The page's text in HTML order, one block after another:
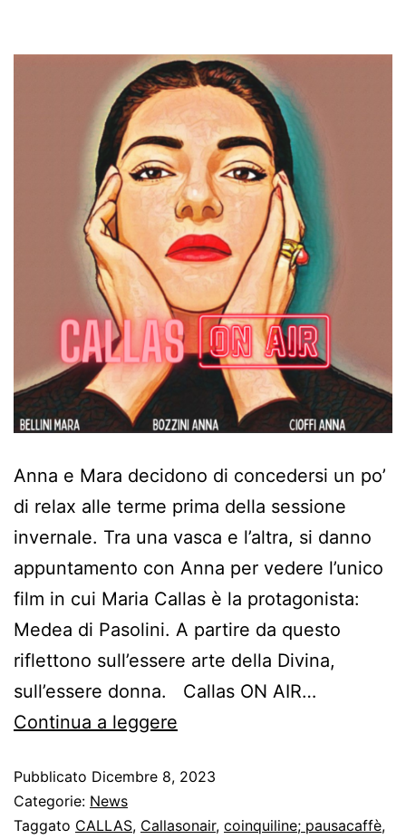
Anna e Mara decidono di concedersi un po’
di relax alle terme prima della sessione
invernale. Tra una vasca e l’altra, si danno
appuntamento con Anna per vedere l’unico
film in cui Maria Callas è la protagonista:
Medea di Pasolini. A partire da questo
riflettono sull’essere arte della Divina,
sull’essere donna. Callas ON AIR…
Continua a leggere
Pubblicato Dicembre 8, 2023
Categorie: News
Taggato CALLAS, Callasonair, coinquiline; pausacaffè,